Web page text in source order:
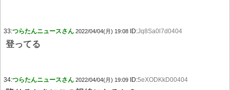
33:つらたんニュースさん 2022/04/04(月) 19:08 ID:Jq8Sa0l7d0404
登ってる
34:つらたんニュースさん 2022/04/04(月) 19:09 ID:5eXODKkD00404